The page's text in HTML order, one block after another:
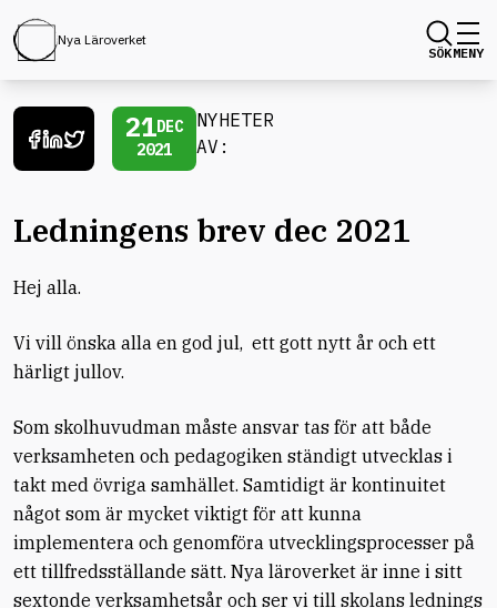
Nya Läroverket
SÖKMENY
21DEC
2021
NYHETER
AV:
Ledningens brev dec 2021
Hej alla.
Vi vill önska alla en god jul, ett gott nytt år och ett
härligt jullov.
Som skolhuvudman måste ansvar tas för att både
verksamheten och pedagogiken ständigt utvecklas i
takt med övriga samhället. Samtidigt är kontinuitet
något som är mycket viktigt för att kunna
implementera och genomföra utvecklingsprocesser på
ett tillfredsställande sätt. Nya läroverket är inne i sitt
sextonde verksamhetsår och ser vi till skolans lednings